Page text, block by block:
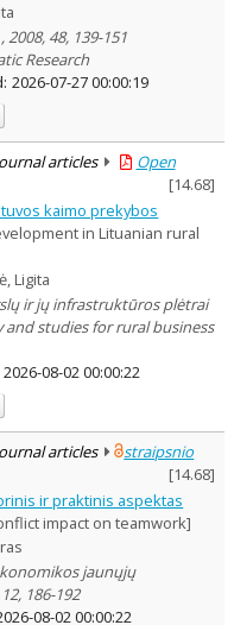
48, 139-151
Research
2026-07-27 00:00:19
articles
Open
[14.68]
kaimo prekybos
in Lituanian rural
Ligita
ir jų infrastruktūros plėtrai
and studies for rural business
2026-08-02 00:00:22
articles
straipsnio
[14.68]
ir praktinis aspektas
impact on teamwork]
jaunųjų
186-192
08-02 00:00:22